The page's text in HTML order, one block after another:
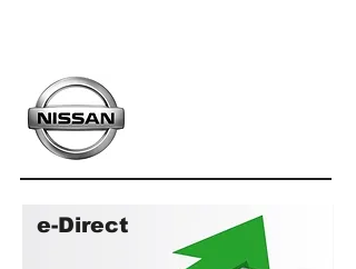
e-Direct